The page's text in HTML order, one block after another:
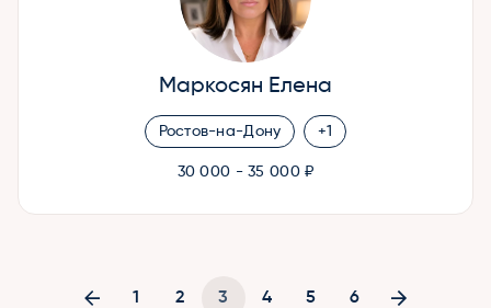
Маркосян Елена
Ростов-на-Дону +1
30 000 - 35 000 ₽
1 2 3 4 5 6